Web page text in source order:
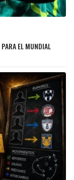
EL MUNDIAL